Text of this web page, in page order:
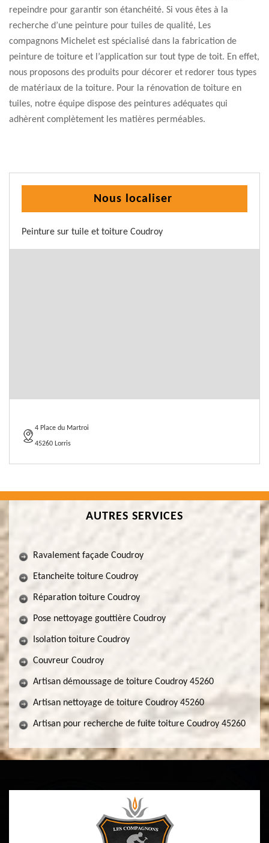
repeindre pour garantir son étanchéité. Si vous êtes à la
recherche d’une peinture pour tuiles de qualité, Les
compagnons Michelet est spécialisé dans la fabrication de
peinture de toiture et l’application sur tout type de toit. En effet,
nous proposons des produits pour décorer et redorer tous types
de matériaux de la toiture. Pour la rénovation de toiture en
tuiles, notre équipe dispose des peintures adéquates qui
adhèrent complètement les matières perméables.
Nous localiser
Peinture sur tuile et toiture Coudroy
4 Place du Martroi
45260 Lorris
AUTRES SERVICES
Ravalement façade Coudroy
Etancheite toiture Coudroy
Réparation toiture Coudroy
Pose nettoyage gouttière Coudroy
Isolation toiture Coudroy
Couvreur Coudroy
Artisan démoussage de toiture Coudroy 45260
Artisan nettoyage de toiture Coudroy 45260
Artisan pour recherche de fuite toiture Coudroy 45260